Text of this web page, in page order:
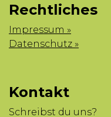
Rechtliches
Impressum »
Datenschutz »
Kontakt
Schreibst du uns?